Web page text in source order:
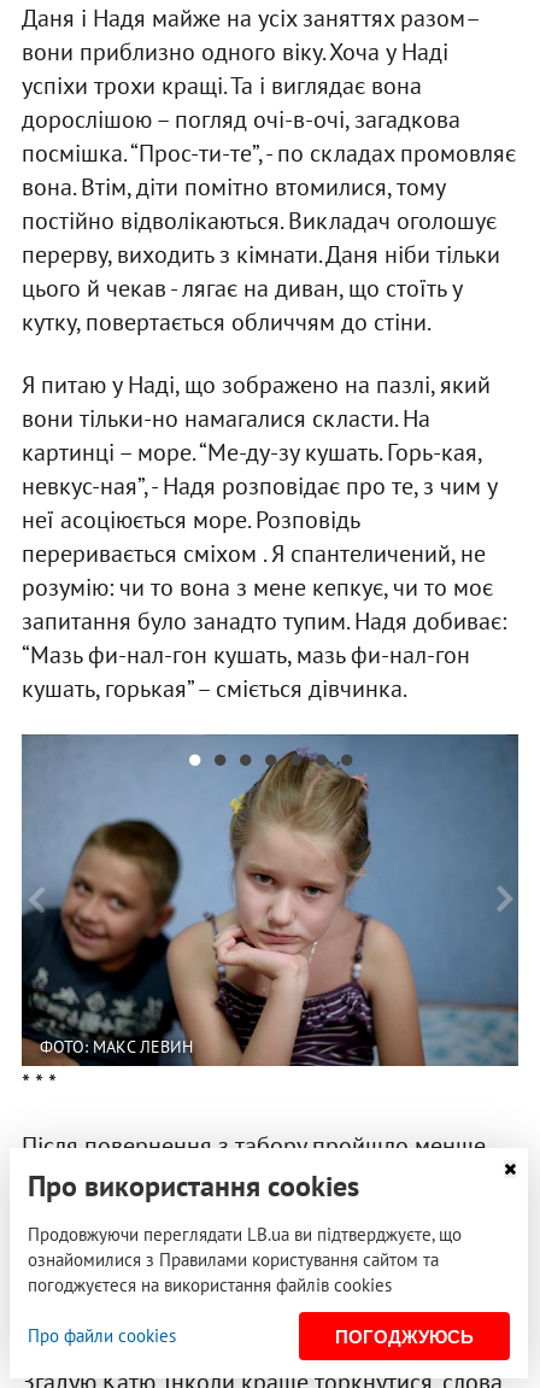
Даня і Надя майже на усіх заняттях разом–
вони приблизно одного віку. Хоча у Наді
успіхи трохи кращі. Та і виглядає вона
дорослішою – погляд очі-в-очі, загадкова
посмішка. “Прос-ти-те”, - по складах промовляє
вона. Втім, діти помітно втомилися, тому
постійно відволікаються. Викладач оголошує
перерву, виходить з кімнати. Даня ніби тільки
цього й чекав - лягає на диван, що стоїть у
кутку, повертається обличчям до стіни.
Я питаю у Наді, що зображено на пазлі, який
вони тільки-но намагалися скласти. На
картинці – море. “Ме-ду-зу кушать. Горь-кая,
невкус-ная”, - Надя розповідає про те, з чим у
неї асоціюється море. Розповідь
переривається сміхом . Я спантеличений, не
розумію: чи то вона з мене кепкує, чи то моє
запитання було занадто тупим. Надя добиває:
“Мазь фи-нал-гон кушать, мазь фи-нал-гон
кушать, горькая” – сміється дівчинка.
ФОТО: МАКС ЛЕВИН
* * *
Після повернення з табору пройшло менше
тижня. Київ, робота. Повертаюся зі зйомки –
відкриття чергової сесії Верховної Ради.
Раптом ловлю себе на думці: сьогодні при
спілкуванні з колегами, яких давно не бачив,
намагався їх торкнутися. Так роблять аутисти:
покласти руку на плече, розправити волосся.
Згадую Катю. Інколи краще торкнутися, слова
Про використання cookies
Продовжуючи переглядати LB.ua ви підтверджуєте, що
ознайомилися з Правилами користування сайтом та
погоджуєтеся на використання файлів cookies
Про файли cookies ПОГОДЖУЮСЬ